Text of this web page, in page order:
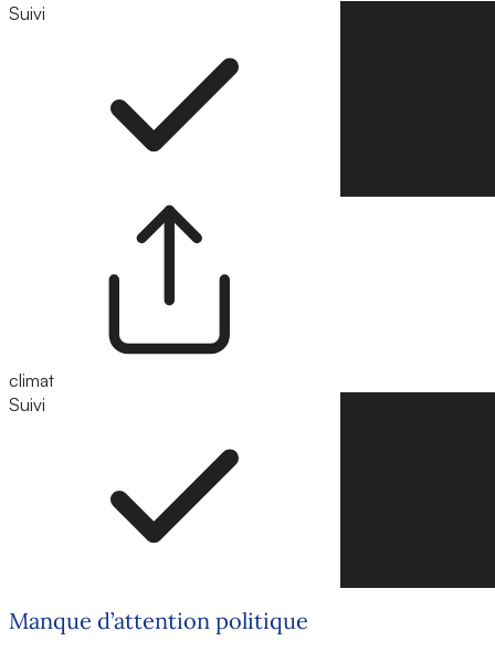
Suivi
climat
Suivi
Manque d’attention politique